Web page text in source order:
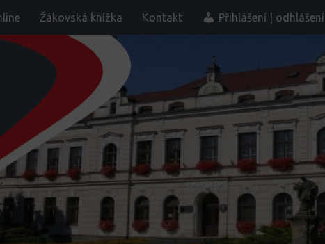
Žákovská knížka Kontakt Přihlášení | odhlášení